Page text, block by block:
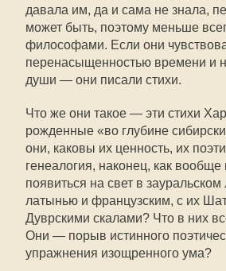
давала им, да и сама не знала,
может быть, поэтому меньше
философами. Если они
перенасыщенностью времени и
души — они писали стихи.
Что же они такое — эти стихи
рожденные «во глубине
они, каковы их ценность, их
генеалогия, наконец, как вообще
появиться на свет в зауральском
латынью и французским, с их
Дуврскими скалами? Что в них
Они — порыв истинного
упражнения изощренного ума?